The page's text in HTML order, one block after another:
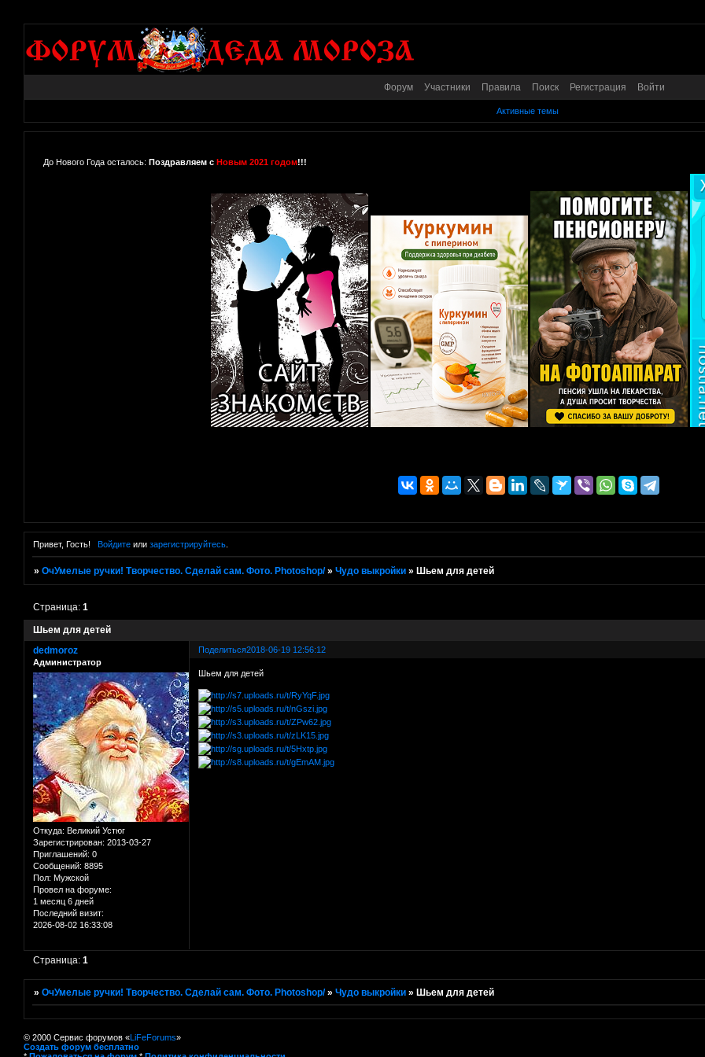
Форум Участники Правила Поиск Регистрация Войти
Активные темы
До Нового Года осталось: Поздравляем с Новым 2021 годом!!!
Привет, Гость! Войдитеили зарегистрируйтесь.
»ОчУмелые ручки! Творчество. Сделай сам. Фото. Photoshop/ »Чудо выкройки » Шьем для детей
Шьем для детей
Страница:1
Поделиться2018-06-19 12:56:12
dedmoroz
Администратор
Откуда: Великий Устюг
Зарегистрирован: 2013-03-27
Приглашений: 0
Сообщений: 8895
Пол: Мужской
Провел на форуме:
1 месяц 6 дней
Последний визит:
2026-08-02 16:33:08
Шьем для детей
Страница:1
»ОчУмелые ручки! Творчество. Сделай сам. Фото. Photoshop/ »Чудо выкройки » Шьем для детей
© 2000 Сервис форумов «LiFeForums»
Создать форум бесплатно